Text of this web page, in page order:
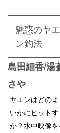
魅惑のヤエ
ン釣法
島田細香/湯
さや
ヤエンはどの
いかにヒット
か？水中映像